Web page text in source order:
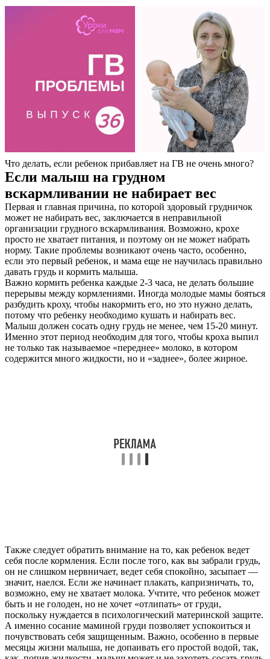
Что делать, если ребенок прибавляет на ГВ не очень много?
Если малыш на грудном
вскармливании не набирает вес
Первая и главная причина, по которой здоровый грудничок
может не набирать вес, заключается в неправильной
организации грудного вскармливания. Возможно, крохе
просто не хватает питания, и поэтому он не может набрать
норму. Такие проблемы возникают очень часто, особенно,
если это первый ребенок, и мама еще не научилась правильно
давать грудь и кормить малыша.
Важно кормить ребенка каждые 2-3 часа, не делать большие
перерывы между кормлениями. Иногда молодые мамы бояться
разбудить кроху, чтобы накормить его, но это нужно делать,
потому что ребенку необходимо кушать и набирать вес.
Малыш должен сосать одну грудь не менее, чем 15-20 минут.
Именно этот период необходим для того, чтобы кроха выпил
не только так называемое «переднее» молоко, в котором
содержится много жидкости, но и «заднее», более жирное.
Также следует обратить внимание на то, как ребенок ведет
себя после кормления. Если после того, как вы забрали грудь,
он не слишком нервничает, ведет себя спокойно, засыпает —
значит, наелся. Если же начинает плакать, капризничать, то,
возможно, ему не хватает молока. Учтите, что ребенок может
быть и не голоден, но не хочет «отлипать» от груди,
поскольку нуждается в психологический материнской защите.
А именно сосание маминой груди позволяет успокоиться и
почувствовать себя защищенным. Важно, особенно в первые
месяцы жизни малыша, не допаивать его простой водой, так,